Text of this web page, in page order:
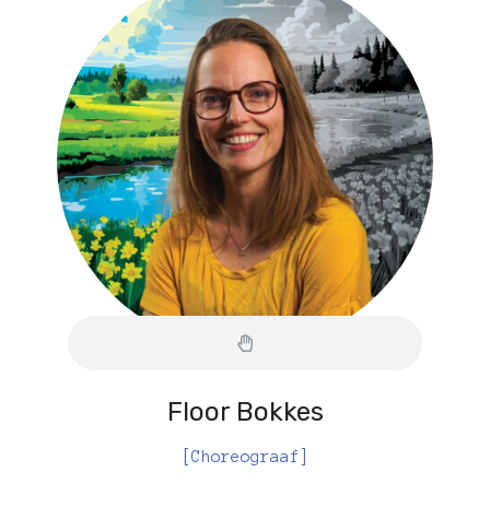
Floor Bokkes
[Choreograaf]